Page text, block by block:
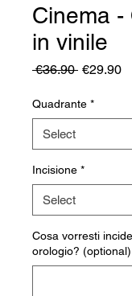
Cinema -
in vinile
€36.90 Regular
€29.90
Quadrante *
Incisione *
Cosa vorresti
orologio? (optional)